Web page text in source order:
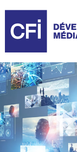
contenu